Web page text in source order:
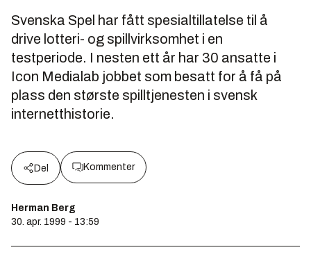
Svenska Spel har fått spesialtillatelse til å
drive lotteri- og spillvirksomhet i en
testperiode. I nesten ett år har 30 ansatte i
Icon Medialab jobbet som besatt for å få på
plass den største spilltjenesten i svensk
internetthistorie.
Del Kommenter
Herman Berg
30. apr. 1999 - 13:59